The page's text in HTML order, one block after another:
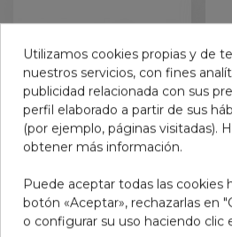
GAFAS PROTECFARMA
GEMINI BALANCE GREEN
+2,00
Utilizamos cookies propias y de
nuestros servicios, con fines
publicidad relacionada con sus
perfil elaborado a partir de sus
(por ejemplo, páginas visitadas).
obtener más información.
Puede aceptar todas las cookies
botón «Aceptar», rechazarlas en
o configurar su uso haciendo clic